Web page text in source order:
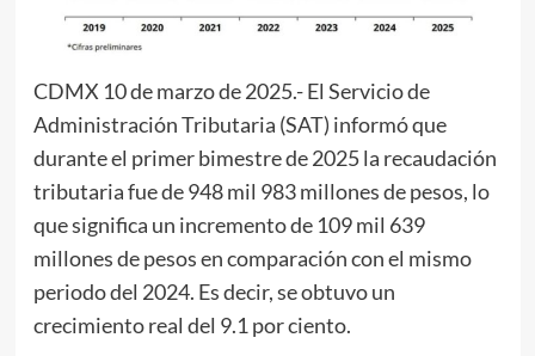
CDMX 10 de marzo de 2025.- El Servicio de
Administración Tributaria (SAT) informó que
durante el primer bimestre de 2025 la recaudación
tributaria fue de 948 mil 983 millones de pesos, lo
que significa un incremento de 109 mil 639
millones de pesos en comparación con el mismo
periodo del 2024. Es decir, se obtuvo un
crecimiento real del 9.1 por ciento.